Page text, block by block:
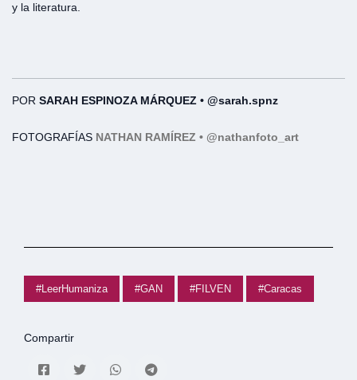
y la literatura.
POR SARAH ESPINOZA MÁRQUEZ • @sarah.spnz
FOTOGRAFÍAS NATHAN RAMÍREZ • @nathanfoto_art
#LeerHumaniza #GAN #FILVEN #Caracas
Compartir